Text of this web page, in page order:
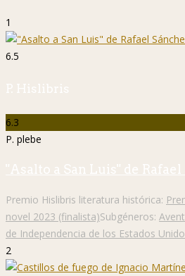
1
6.5
P. Hislibris
6.3
P. plebe
"Asalto a San Luis" de
Premio Hislibris literatura histórica:
novel 2023 (finalista)Subgéneros:
de Independencia de los Estados
2